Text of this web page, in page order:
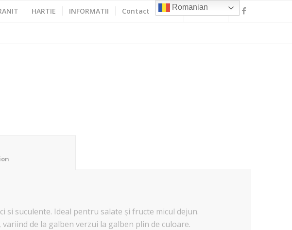
HARTIE INFORMATII Contact
si suculente. Ideal pentru salate și fructe micul dejun.
de la galben verzui la galben plin de culoare.
Romanian